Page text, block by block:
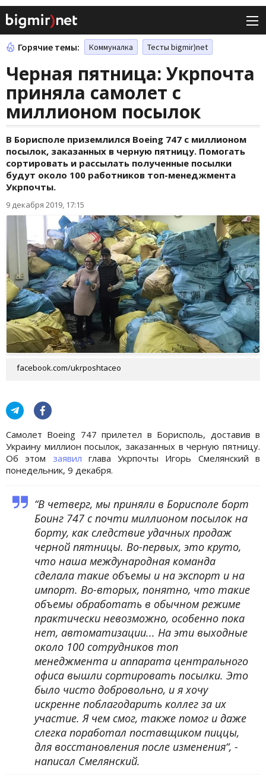
Горячие темы: Коммуналка Тесты bigmir)net
Черная пятница: Укрпочта
приняла самолет с
миллионом посылок
В Борисполе приземлился Boeing 747 с миллионом
посылок, заказанных в черную пятницу. Помогать
сортировать и рассылать полученные посылки
будут около 100 работников топ-менеджмента
Укрпочты.
9 декабря 2019, 17:15
facebook.com/ukrposhtaceo
Самолет Boeing 747 прилетел в Борисполь, доставив в
Украину миллион посылок, заказанных в черную пятницу.
Об этом заявил глава Укрпочты Игорь Смелянский в
понедельник, 9 декабря.
“В четверг, мы приняли в Борисполе борт
Боинг 747 с почти миллионом посылок на
борту, как следствие удачных продаж
черной пятницы. Во-первых, это круто,
что наша международная команда
сделала такие объемы и на экспорт и на
импорт. Во-вторых, понятно, что такие
объемы обработать в обычном режиме
практически невозможно, особенно пока
нет, автоматизации... На эти выходные
около 100 сотрудников топ
менеджмента и аппарата центрального
офиса вышли сортировать посылки. Это
было чисто добровольно, и я хочу
искренне поблагодарить коллег за их
участие. Я чем смог, также помог и даже
слегка поработал поставщиком пиццы,
для восстановления после изменения“, -
написал Смелянский.